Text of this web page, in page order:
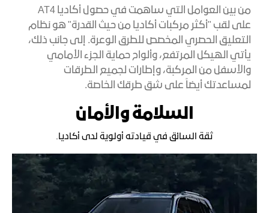
من بين العوامل التي ساهمت في حصول أكاديا AT4
على لقب "أكثر مركبات أكاديا من حيث القدرة" هو نظام
التعليق الحصري المخصص للطرق الوعرة. إلى جانب ذلك،
يأتي الهيكل المرتفع، وألواح حماية الجزء الأمامي
والأسفل من المركبة، وإطارات لجميع الطرقات
لمساعدتك أيضاً على شق طرقك الخاصة.
السلامة والأمان
ثقة السائق في قيادته أولوية لدى أكاديا.